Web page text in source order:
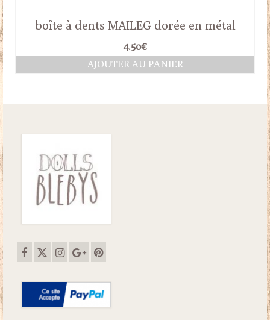
boîte à dents MAILEG dorée en métal
4.50€
AJOUTER AU PANIER